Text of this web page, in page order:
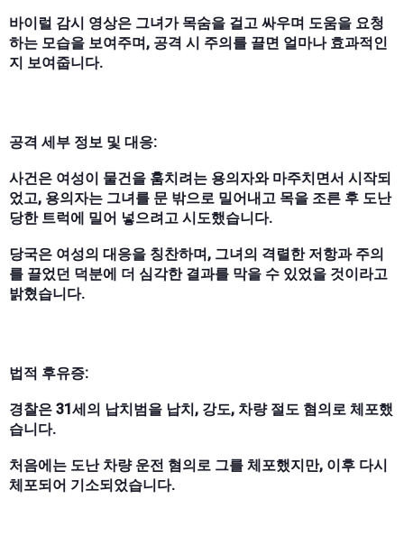
바이럴 감시 영상은 그녀가 목숨을 걸고 싸우며 도움을 요청
하는 모습을 보여주며, 공격 시 주의를 끌면 얼마나 효과적인
지 보여줍니다.
공격 세부 정보 및 대응:
사건은 여성이 물건을 훔치려는 용의자와 마주치면서 시작되
었고, 용의자는 그녀를 문 밖으로 밀어내고 목을 조른 후 도난
당한 트럭에 밀어 넣으려고 시도했습니다.
당국은 여성의 대응을 칭찬하며, 그녀의 격렬한 저항과 주의
를 끌었던 덕분에 더 심각한 결과를 막을 수 있었을 것이라고
밝혔습니다.
법적 후유증:
경찰은 31세의 납치범을 납치, 강도, 차량 절도 혐의로 체포했
습니다.
처음에는 도난 차량 운전 혐의로 그를 체포했지만, 이후 다시
체포되어 기소되었습니다.